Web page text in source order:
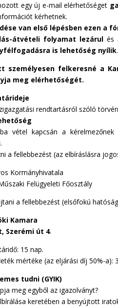
egy új e-mail elérhetőséget
kérhetnek.
van első lépésben ezen a
átvételi folyamat lezárul és
is lehetőség nyílik.
személyesen felkeresné a
meg elérhetőségét.
rendtartásról szóló
vétel kapcsán a
a fellebbezést (az elbíráslásra
Kormányhivatala
Felügyeleti Főosztály
a fellebbezést (elsőfokú
Kamara
Szerémi út 4.
15 nap.
mértéke (az eljárási díj 50%-a):
tudni (GYIK)
meg egyből az igazolványt?
keretében a benyújtott